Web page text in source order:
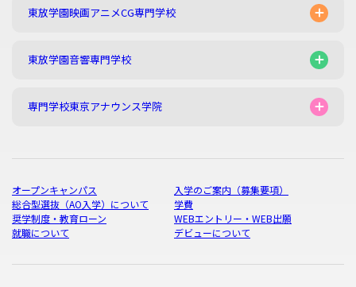
東放学園映画アニメCG専門学校
東放学園音響専門学校
専門学校東京アナウンス学院
オープンキャンパス
入学のご案内（募集要項）
総合型選抜（AO入学）について
学費
奨学制度・教育ローン
WEBエントリー・WEB出願
就職について
デビューについて